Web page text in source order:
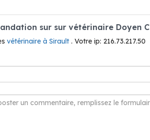
sur sur vétérinaire Doyen C
vétérinaire à Sirault . Votre ip: 216.73.217.50